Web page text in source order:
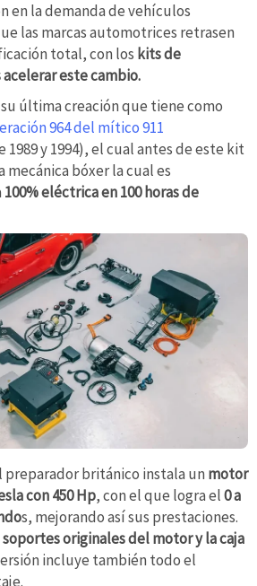
en la demanda de vehículos
las marcas automotrices retrasen
total, con los kits de
este cambio.
última creación que tiene como
964 del mítico 911
y 1994), el cual antes de este kit
bóxer la cual es
100% eléctrica en 100 horas de
preparador británico instala un motor
con 450 Hp, con el que logra el0 a
s, mejorando así sus prestaciones.
soportes originales del motor y la caja
incluye también todo el